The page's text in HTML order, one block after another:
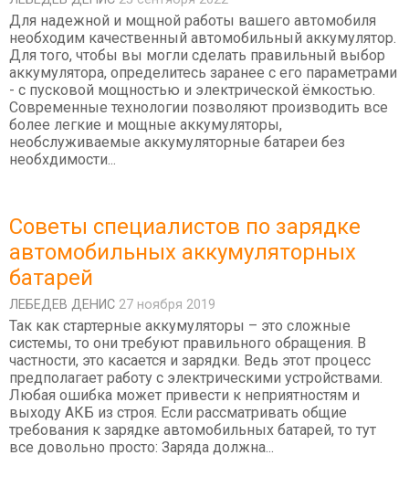
Для надежной и мощной работы вашего автомобиля
необходим качественный автомобильный аккумулятор.
Для того, чтобы вы могли сделать правильный выбор
аккумулятора, определитесь заранее с его параметрами
- с пусковой мощностью и электрической ёмкостью.
Современные технологии позволяют производить все
более легкие и мощные аккумуляторы,
необслуживаемые аккумуляторные батареи без
необхдимости...
Советы специалистов по зарядке
автомобильных аккумуляторных
батарей
ЛЕБЕДEВ ДЕНИС 27 ноября 2019
Так как стартерные аккумуляторы – это сложные
системы, то они требуют правильного обращения. В
частности, это касается и зарядки. Ведь этот процесс
предполагает работу с электрическими устройствами.
Любая ошибка может привести к неприятностям и
выходу АКБ из строя. Если рассматривать общие
требования к зарядке автомобильных батарей, то тут
все довольно просто: Заряда должна...